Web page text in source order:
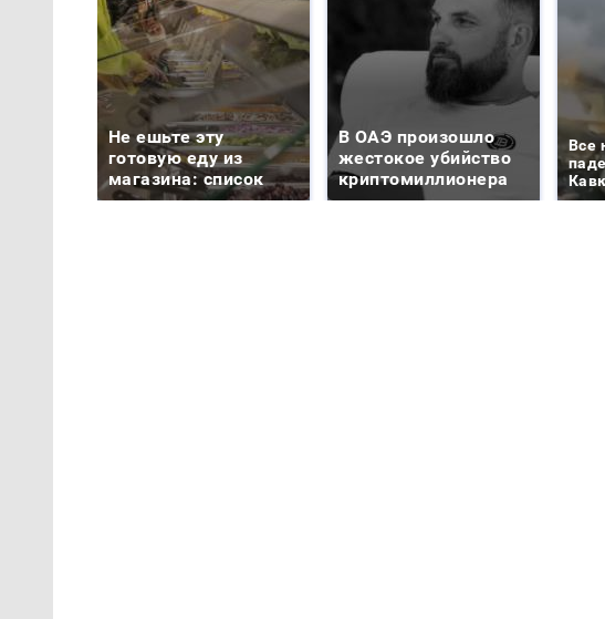
Не ешьте эту
готовую еду из
магазина: список
В ОАЭ произошло
жестокое убийство
криптомиллионера
Все